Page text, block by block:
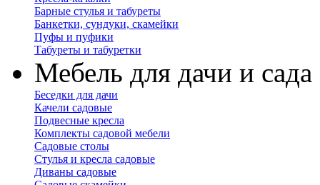
Барные стулья и табуреты
Банкетки, сундуки, скамейки
Пуфы и пуфики
Табуреты и табуретки
Мебель для дачи и сада
Беседки для дачи
Качели садовые
Подвесные кресла
Комплекты садовой мебели
Садовые столы
Стулья и кресла садовые
Диваны садовые